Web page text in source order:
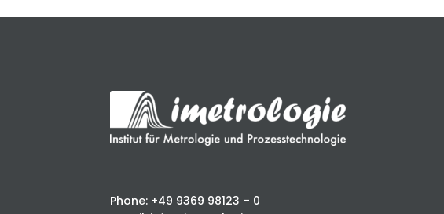
Phone: +49 9369 98123 – 0